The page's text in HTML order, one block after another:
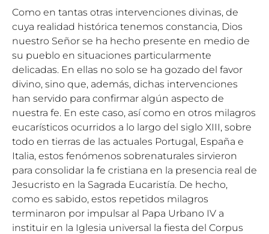
Como en tantas otras intervenciones divinas, de
cuya realidad histórica tenemos constancia, Dios
nuestro Señor se ha hecho presente en medio de
su pueblo en situaciones particularmente
delicadas. En ellas no solo se ha gozado del favor
divino, sino que, además, dichas intervenciones
han servido para confirmar algún aspecto de
nuestra fe. En este caso, así como en otros milagros
eucarísticos ocurridos a lo largo del siglo XIII, sobre
todo en tierras de las actuales Portugal, España e
Italia, estos fenómenos sobrenaturales sirvieron
para consolidar la fe cristiana en la presencia real de
Jesucristo en la Sagrada Eucaristía. De hecho,
como es sabido, estos repetidos milagros
terminaron por impulsar al Papa Urbano IV a
instituir en la Iglesia universal la fiesta del Corpus